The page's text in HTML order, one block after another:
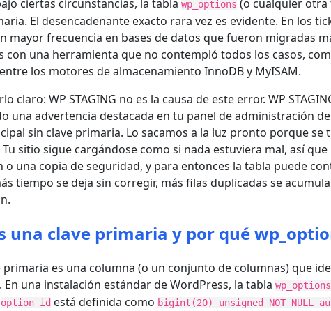
ciertas circunstancias, la tablawp_options (o cualquier otra
El desencadenante exacto rara vez es evidente. En los
mayor frecuencia en bases de datos que fueron migradas
con una herramienta que no contempló todos los casos,
los motores de almacenamiento InnoDB y MyISAM.
claro: WP STAGING no es la causa de este error. WP
una advertencia destacada en tu panel de administración
sin clave primaria. Lo sacamos a la luz pronto porque
sitio sigue cargándose como si nada estuviera mal, así
o una copia de seguridad, y para entonces la tabla puede
tiempo se deja sin corregir, más filas duplicadas se
una clave primaria y por qué
primaria es una columna (o un conjunto de columnas) que
En una instalación estándar de WordPress, la tablawp_options
option_id está definida como bigint(20) unsigned NOT NULL